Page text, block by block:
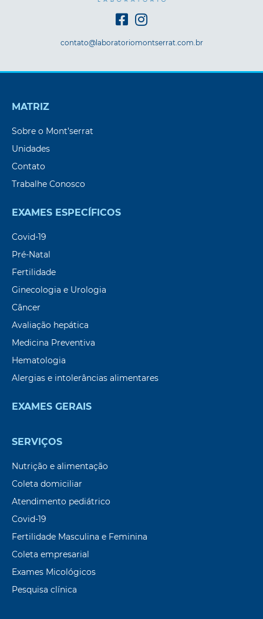
contato@laboratoriomontserrat.com.br
MATRIZ
Sobre o Mont’serrat
Unidades
Contato
Trabalhe Conosco
EXAMES ESPECÍFICOS
Covid-19
Pré-Natal
Fertilidade
Ginecologia e Urologia
Câncer
Avaliação hepática
Medicina Preventiva
Hematologia
Alergias e intolerâncias alimentares
EXAMES GERAIS
SERVIÇOS
Nutrição e alimentação
Coleta domiciliar
Atendimento pediátrico
Covid-19
Fertilidade Masculina e Feminina
Coleta empresarial
Exames Micológicos
Pesquisa clínica